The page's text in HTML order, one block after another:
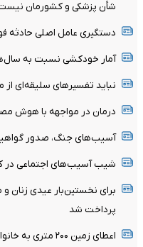
شأن پزشکی و کشورمان
دستگیری عامل اصلی حادثه
آمار خودکشی نسبت به
نباید تفسیرهای سلیقه‌ای
درمان در مواجهه با هوش
آسیب‌های جنگ، صدور
شیب آسیب‌های اجتماعی در
برای نخستین‌بار عیدی زنان و
پرداخت شد